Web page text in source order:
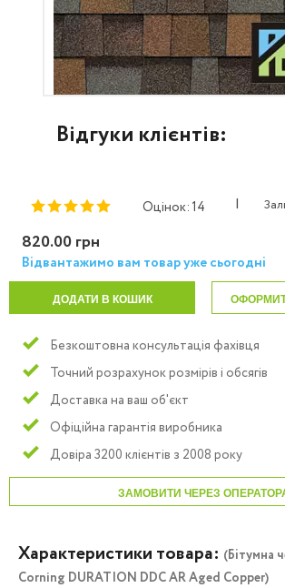
Відгуки клієнтів:
Оцінок: 14 |
820.00 грн
Відвантажимо вам товар уже сьогодні
ДОДАТИ В КОШИК
Безкоштовна консультація фахівця
Точний розрахунок розмірів і обсягів
Доставка на ваш об'єкт
Офіційна гарантія виробника
Довіра 3200 клієнтів з 2008 року
ЗАМОВИТИ ЧЕРЕЗ
Характеристики товара: (Бітумна
Corning DURATION DDC AR Aged Copper)